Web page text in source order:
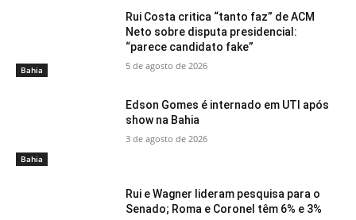
Bahia
Rui Costa critica “tanto faz” de ACM
Neto sobre disputa presidencial:
“parece candidato fake”
5 de agosto de 2026
Bahia
Edson Gomes é internado em UTI após
show na Bahia
3 de agosto de 2026
Rui e Wagner lideram pesquisa para o
Senado; Roma e Coronel têm 6% e 3%